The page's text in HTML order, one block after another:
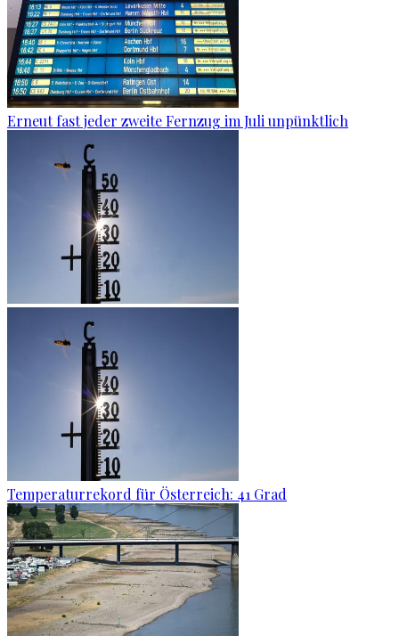
Erneut fast jeder zweite Fernzug im Juli unpünktlich
Temperaturrekord für Österreich: 41 Grad